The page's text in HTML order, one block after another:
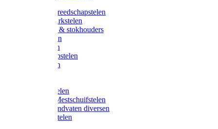
Overige gereedschapstelen
Bezem-/Harkstelen
Handvaten & stokhouders
Hamerstelen
Spadestelen
Graanschopstelen
Schopstelen
Gardena stelen
Sneeuw- /Mestschuifstelen
Stelen / Handvaten diversen
Telescoopstelen